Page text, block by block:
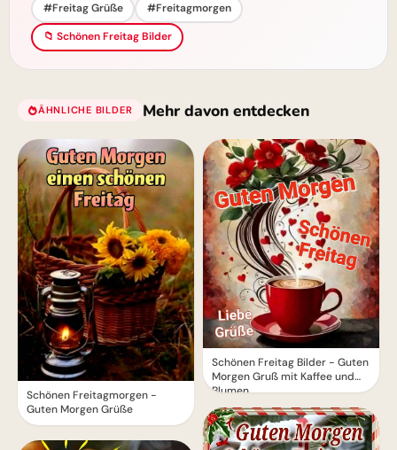
#Freitag Grüße
#Freitagmorgen
📁 Schönen Freitag Bilder
ÄHNLICHE BILDER Mehr davon entdecken
Schönen Freitagmorgen -
Guten Morgen Grüße
Schönen Freitag Bilder - Guten
Morgen Gruß mit Kaffee und
Blumen